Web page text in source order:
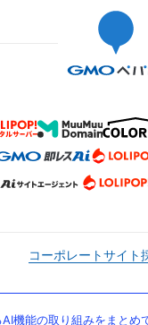
コーポレートサイト
機能の取り組みをまとめ